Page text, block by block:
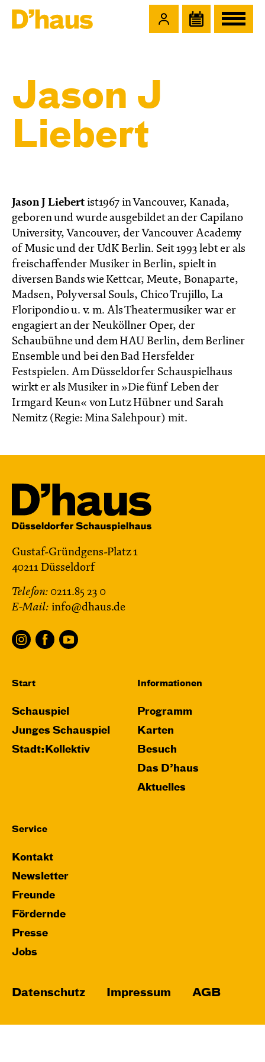
Jason J
Liebert
Jason J Liebert ist1967 in Vancouver, Kanada,
geboren und wurde ausgebildet an der Capilano
University, Vancouver, der Vancouver Academy
of Music und der UdK Berlin. Seit 1993 lebt er als
freischaffender Musiker in Berlin, spielt in
diversen Bands wie Kettcar, Meute, Bonaparte,
Madsen, Polyversal Souls, Chico Trujillo, La
Floripondio u. v. m. Als Theatermusiker war er
engagiert an der Neuköllner Oper, der
Schaubühne und dem HAU Berlin, dem Berliner
Ensemble und bei den Bad Hersfelder
Festspielen. Am Düsseldorfer Schauspielhaus
wirkt er als Musiker in »Die fünf Leben der
Irmgard Keun« von Lutz Hübner und Sarah
Nemitz (Regie: Mina Salehpour) mit.
Gustaf-Gründgens-Platz 1
40211 Düsseldorf
Telefon: 0211.85 23 0
E-Mail: info@dhaus.de
Start
Schauspiel
Junges Schauspiel
Stadt:Kollektiv
Informationen
Programm
Karten
Besuch
Das D’haus
Aktuelles
Service
Kontakt
Newsletter
Freunde
Fördernde
Presse
Jobs
Datenschutz Impressum AGB